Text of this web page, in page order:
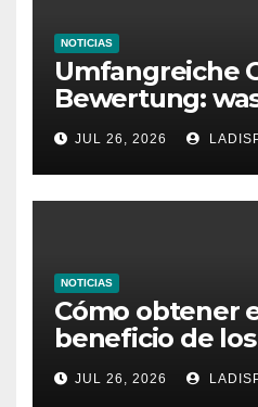
NOTICIAS
Umfangreiche
Bewertung:
dieses Casino
JUL 26, 2026
NOTICIAS
Cómo obtener
beneficio de
bonus codes de
JUL 26, 2026